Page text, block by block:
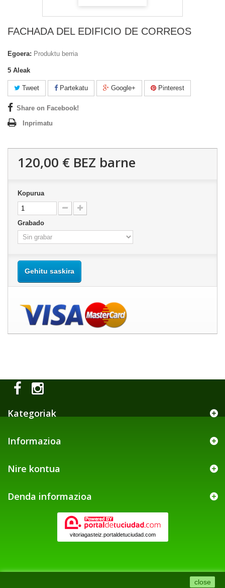
FACHADA DEL EDIFICIO DE CORREOS
Egoera: Produktu berria
5 Aleak
Tweet Partekatu Google+ Pinterest
Share on Facebook!
Inprimatu
120,00 € BEZ barne
Kopurua
Grabado
Gehitu saskira
Kategoriak
Informazioa
Nire kontua
Denda informazioa
close
vitoriagasteiz.portaldetuciudad.com